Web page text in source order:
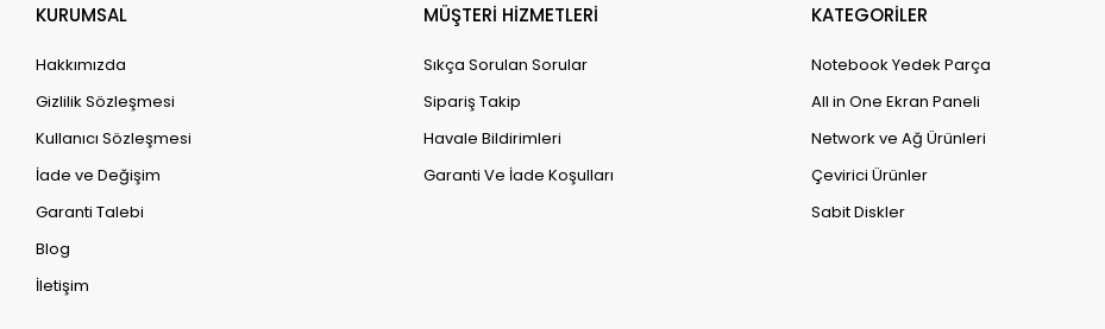
KURUMSAL
Hakkımızda
Gizlilik Sözleşmesi
Kullanıcı Sözleşmesi
İade ve Değişim
Garanti Talebi
Blog
İletişim
MÜŞTERİ HİZMETLERİ
Sıkça Sorulan Sorular
Sipariş Takip
Havale Bildirimleri
Garanti Ve İade Koşulları
KATEGORİLER
Notebook Yedek Parça
All in One Ekran Paneli
Network ve Ağ Ürünleri
Çevirici Ürünler
Sabit Diskler